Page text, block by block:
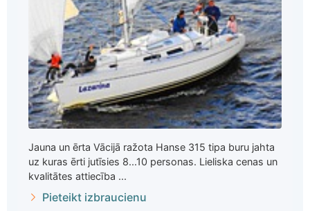
Jauna un ērta Vācijā ražota Hanse 315 tipa buru jahta
uz kuras ērti jutīsies 8...10 personas. Lieliska cenas un
kvalitātes attiecība ...
Pieteikt izbraucienu